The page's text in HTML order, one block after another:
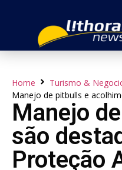
Home
Turismo &
Manejo de pitbulls e
Manejo
são
Proteção